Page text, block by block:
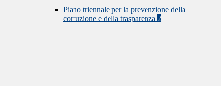
Piano triennale per la prevenzione della
corruzione e della trasparenza 2